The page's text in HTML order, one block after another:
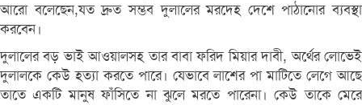
আরো বলেছেন,যত দ্রুত সম্ভব দুলালের মরদেহ দেশে পাঠানোর ব্যবস্থা
করবেন।
দুলালের বড় ভাই আওয়ালসহ তার বাবা ফরিদ মিয়ার দাবী, অর্থের লোভেই
দুলালকে কেউ হত্যা করতে পারে। যেভাবে লাশের পা মাটিতে লেগে আছে
তাতে একটি মানুষ ফাঁসিতে না ঝুলে মরতে পারেনা। কেউ তাকে মেরে